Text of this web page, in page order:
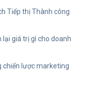
Tiếp thị Thành công
giá trị gì cho doanh
chiến lược marketing